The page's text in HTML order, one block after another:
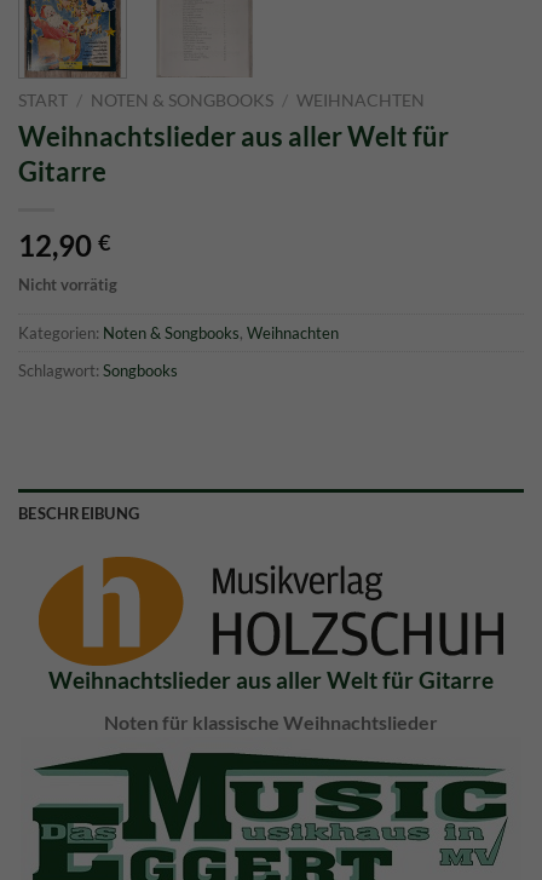
START / NOTEN & SONGBOOKS / WEIHNACHTEN
Weihnachtslieder aus aller Welt für
Gitarre
12,90 €
Nicht vorrätig
Kategorien: Noten & Songbooks, Weihnachten
Schlagwort: Songbooks
BESCHREIBUNG
Weihnachtslieder aus aller Welt für Gitarre
Noten für klassische Weihnachtslieder